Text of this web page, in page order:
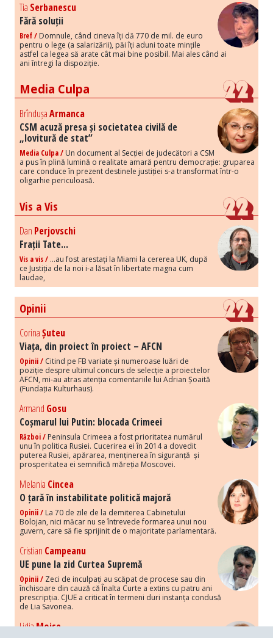
Tia Serbanescu
Fără soluții
Bref / Domnule, când cineva îți dă 770 de mil. de euro
pentru o lege (a salarizării), păi îți aduni toate mințile
astfel ca legea să arate cât mai bine posibil. Mai ales când ai
ani întregi la dispoziție.
Media Culpa
BrîndușaArmanca
CSM acuză presa și societatea civilă de
„lovitură de stat”
Media Culpa / Un document al Secției de judecători a CSM
a pus în plină lumină o realitate amară pentru democrație: gruparea
care conduce în prezent destinele justiției s-a transformat într-o
oligarhie periculoasă.
Vis a Vis
Dan Perjovschi
Frații Tate...
Vis a vis / ...au fost arestați la Miami la cererea UK, după
ce Justiția de la noi i-a lăsat în libertate magna cum
laudae,
Opinii
CorinaȘuteu
Viața, din proiect în proiect – AFCN
Opinii / Citind pe FB variate și numeroase luări de
poziție despre ultimul concurs de selecție a proiectelor
AFCN, mi-au atras atenția comentariile lui Adrian Șoaită
(Fundația Kulturhaus).
Armand Gosu
Coșmarul lui Putin: blocada Crimeei
Război / Peninsula Crimeea a fost prioritatea numărul
unu în politica Rusiei. Cucerirea ei în 2014 a dovedit
puterea Rusiei, apărarea, menținerea în siguranță și
prosperitatea ei semnifică măreția Moscovei.
Melania Cincea
O țară în instabilitate politică majoră
Opinii / La 70 de zile de la demiterea Cabinetului
Bolojan, nici măcar nu se întrevede formarea unui nou
guvern, care să fie sprijinit de o majoritate parlamentară.
Cristian Campeanu
UE pune la zid Curtea Supremă
Opinii / Zeci de inculpați au scăpat de procese sau din
închisoare din cauză că Înalta Curte a extins cu patru ani
prescripția. CJUE a criticat în termeni duri instanța condusă
de Lia Savonea.
LidiaMoise